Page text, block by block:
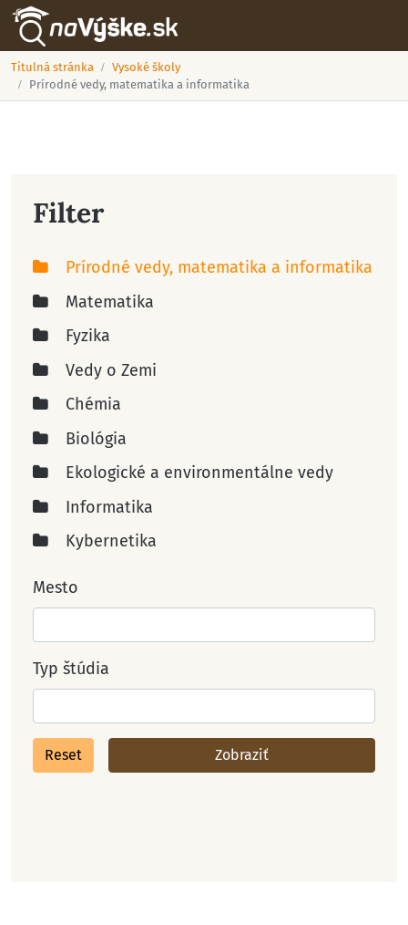
Titulná stránka
Vysoké školy
Prírodné vedy, matematika a informatika
Filter
Prírodné vedy, matematika a informatika
Matematika
Fyzika
Vedy o Zemi
Chémia
Biológia
Ekologické a environmentálne vedy
Informatika
Kybernetika
Mesto
Typ štúdia
Reset Zobraziť